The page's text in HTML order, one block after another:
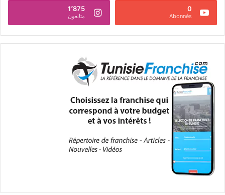
0
Abonnés
1٬875
متابعون